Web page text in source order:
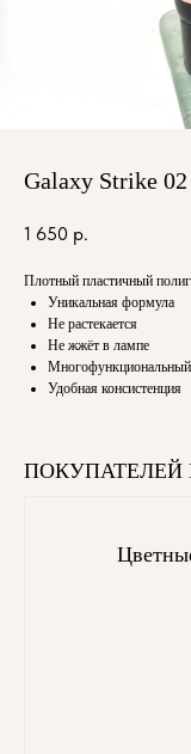
Galaxy Strike 02
1 650 р.
Плотный пластичный
Уникальная формула
Не растекается
Не жжёт в лампе
Многофункциональный
Удобная консистенция
ПОКУПАТЕЛЕЙ